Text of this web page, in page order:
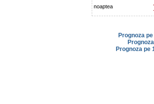
noaptea
Prognoza
Prognoza pe